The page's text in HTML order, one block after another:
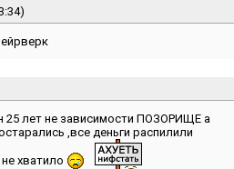
25 лет не зависимости ПОЗОРИЩЕ а
,все деньги распилили
хватило